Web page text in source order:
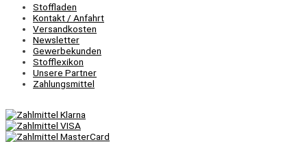
Stoffladen
Kontakt / Anfahrt
Versandkosten
Newsletter
Gewerbekunden
Stofflexikon
Unsere Partner
Zahlungsmittel